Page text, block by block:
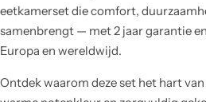
eetkamerset die comfort,
samenbrengt — met 2 jaar garantie
Europa en wereldwijd.
Ontdek waarom deze set het hart